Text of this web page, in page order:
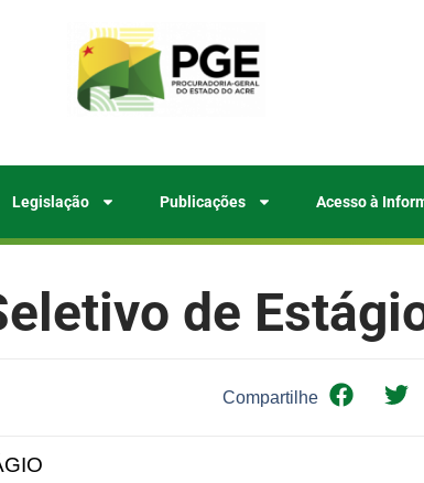
Legislação Publicações Acesso à
de
Compartilhe